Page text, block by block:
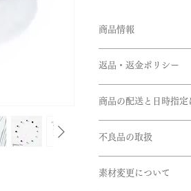
商品情報
素材
Pt950
幅:約1.4mm
石；ピンクダイヤ
返品・返金ポリシー
文の際は十分お気を
す。
※サイズ直しにつき
商品の配送と日時指定
ます。但し、繁忙期
在庫があるものに関
ございます。お急ぎ
不良品の取扱
下記商品は、無料で
素材変更について